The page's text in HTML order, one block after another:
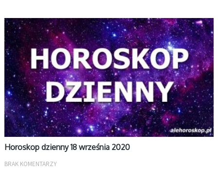
DZIENNY
Horoskop dzienny 18 września 2020
BRAK KOMENTARZY